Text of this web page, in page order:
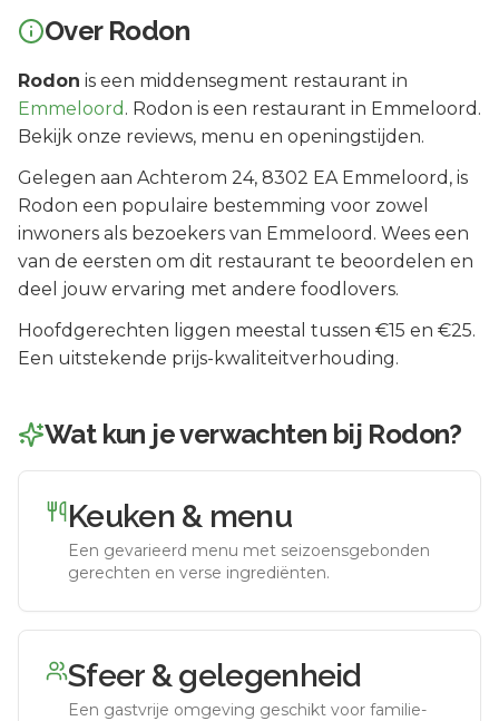
Over Rodon
Rodon is een middensegment restaurant in
Emmeloord . Rodon is een restaurant in Emmeloord.
Bekijk onze reviews, menu en openingstijden.
Gelegen aan Achterom 24, 8302 EA Emmeloord , is
Rodon een populaire bestemming voor zowel
inwoners als bezoekers van Emmeloord . Wees een
van de eersten om dit restaurant te beoordelen en
deel jouw ervaring met andere foodlovers.
Hoofdgerechten liggen meestal tussen €15 en €25.
Een uitstekende prijs-kwaliteitverhouding.
Wat kun je verwachten bij Rodon?
Keuken & menu
Een gevarieerd menu met seizoensgebonden
gerechten en verse ingrediënten.
Sfeer & gelegenheid
Een gastvrije omgeving geschikt voor familie-